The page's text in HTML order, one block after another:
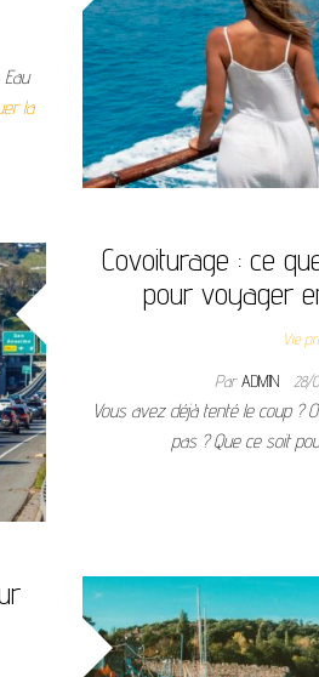
la
Covoiturage : ce
pour voyager
Vie
ParADMIN 28/
Vous avez déjà tenté le coup ?
pas ? Que ce soit